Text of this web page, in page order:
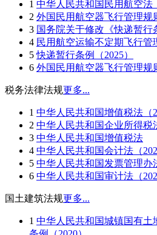
1 中华人民共和国民用航空法
2 外国民用航空器飞行管理规
3 国务院关于修改《快递暂行
4 民用航空运输不定期飞行管
5 快递暂行条例（2025）
6 外国民用航空器飞行管理规
税务法律法规更多...
1 中华人民共和国增值税法（
2 中华人民共和国企业所得税
3 中华人民共和国增值税法
4 中华人民共和国会计法（
5 中华人民共和国发票管理办
6 中华人民共和国审计法（
国土建筑法规更多...
1 中华人民共和国城镇国有土